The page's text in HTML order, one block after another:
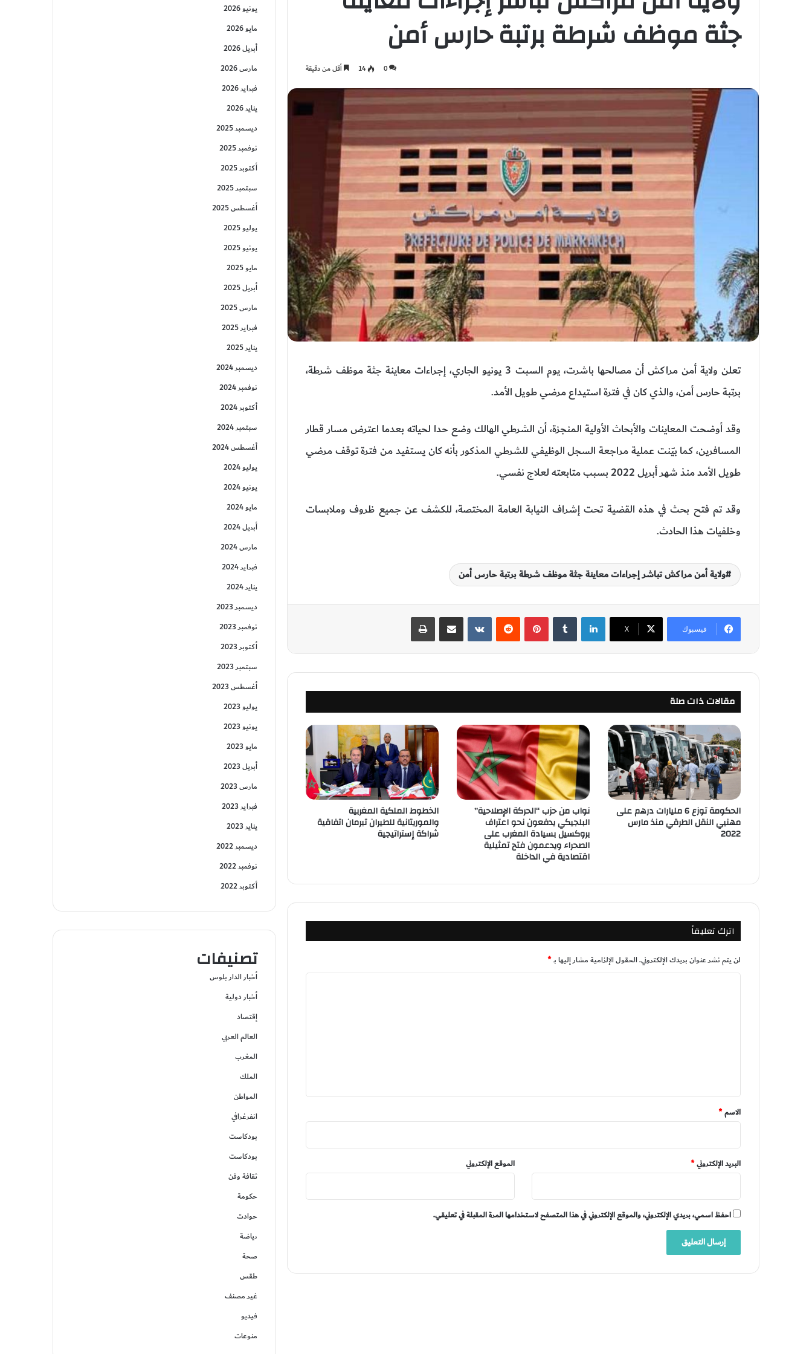
جثة موظف شرطة برتبة حارس أمن
0
14 أقل من دقيقة
تعلن ولاية أمن مراكش أن مصالحها باشرت، يوم السبت 3 يونيو الجاري، إجراءات معاينة جثة موظف شرطة،
برتبة حارس أمن، والذي كان في فترة استيداع مرضي طويل الأمد.
وقد أوضحت المعاينات والأبحاث الأولية المنجزة، أن الشرطي الهالك وضع حدا لحياته بعدما اعترض مسار قطار
المسافرين، كما بيّنت عملية مراجعة السجل الوظيفي للشرطي المذكور بأنه كان يستفيد من فترة توقف مرضي
طويل الأمد منذ شهر أبريل 2022 بسبب متابعته لعلاج نفسي.
وقد تم فتح بحث في هذه القضية تحت إشراف النيابة العامة المختصة، للكشف عن جميع ظروف وملابسات
وخلفيات هذا الحادث.
ولاية أمن مراكش تباشر إجراءات معاينة جثة موظف شرطة برتبة حارس أمن
فيسبوك ‫X
لينكدإن بينتيريست
مقالات ذات صلة
الحكومة توزع 6 مليارات درهم على
مهنيي النقل الطرقي منذ مارس
2022
نواب من حزب “الحركة الإصلاحية”
البلجيكي يدفعون نحو اعتراف
بروكسيل بسيادة المغرب على
الصحراء ويدعمون فتح تمثيلية
اقتصادية في الداخلة
الخطوط الملكية المغربية
والموريتانية للطيران تبرمان اتفاقية
شراكة إستراتيجية
اترك تعليقاً
لن يتم نشر عنوان بريدك الإلكتروني.الحقول الإلزامية مشار إليها بـ*
*
الاسم*
البريد الإلكتروني* الموقع الإلكتروني
احفظ اسمي، بريدي الإلكتروني، والموقع الإلكتروني في هذا المتصفح لاستخدامها المرة المقبلة في تعليقي.
يونيو 2026
مايو 2026
أبريل 2026
مارس 2026
فبراير 2026
يناير 2026
ديسمبر 2025
نوفمبر 2025
أكتوبر 2025
سبتمبر 2025
أغسطس 2025
يوليو 2025
يونيو 2025
مايو 2025
أبريل 2025
مارس 2025
فبراير 2025
يناير 2025
ديسمبر 2024
نوفمبر 2024
أكتوبر 2024
سبتمبر 2024
أغسطس 2024
يوليو 2024
يونيو 2024
مايو 2024
أبريل 2024
مارس 2024
فبراير 2024
يناير 2024
ديسمبر 2023
نوفمبر 2023
أكتوبر 2023
سبتمبر 2023
أغسطس 2023
يوليو 2023
يونيو 2023
مايو 2023
أبريل 2023
مارس 2023
فبراير 2023
يناير 2023
ديسمبر 2022
نوفمبر 2022
أكتوبر 2022
تصنيفات
أخبار الدار بلوس
أخبار دولية
إقتصاد
العالم العربي
المغرب
الملك
المواطن
انفرغرافي
بودكاست
بودكاست
ثقافة وفن
حكومة
حوادت
رياضة
صحة
طقس
غير مصنف
فيديو
منوعات